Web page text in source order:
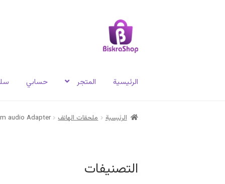
Skip
to
navigation
Skip
to
content
الرئيسية المتجر حسابي
الرئيسية ملحقات الهاتف audio Adapter
التصنيفات